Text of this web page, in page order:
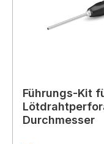
Führungs-Kit
Durchmesser